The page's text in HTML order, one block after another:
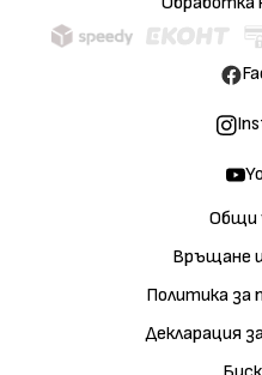
Общи
Връщане
Политика за
Декларация